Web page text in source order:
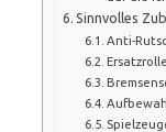
Sinnvolles
Anti-